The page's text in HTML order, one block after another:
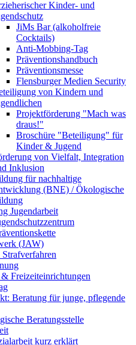
Kinder- und
JiMs Bar (alkoholfreie
Cocktails)
Anti-Mobbing-Tag
Präventionshandbuch
Präventionsmesse
Flensburger Medien Security
von Kindern und
Projektförderung "Mach was
draus!"
Broschüre "Beteiligung" für
Kinder & Jugend
von Vielfalt, Integration
Inklusion
für nachhaltige
(BNE) / Ökologische
Jugendarbeit
(JAW)
Freizeiteinrichtungen
Beratung für junge, pflegende
Beratungsstelle
kurz erklärt